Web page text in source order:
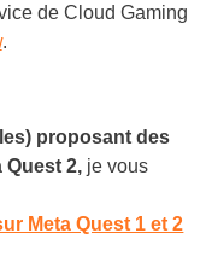
de Cloud Gaming
.
proposant des
Quest 2, je vous
Meta Quest 1 et 2